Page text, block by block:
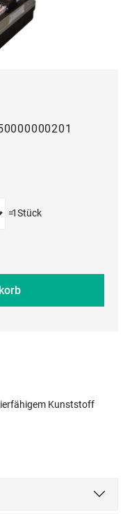
gewünschten
=1Stück
Kunststoff